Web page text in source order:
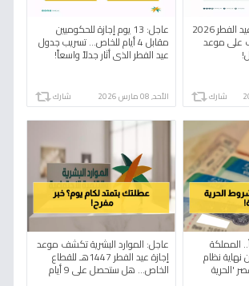
رسمي: 4 أيام إجازة عيد الفطر 2026
على موعد
شارك
عاجل: 13 يوم إجازة للحكوميين
مقابل 4 أيام للخاص... تسريب جدول
عيد الفطر الذي أثار جدلاً واسعاً!
الأحد, 08 مارس 2026 شارك
60 عاماً.. المملكة
نهاية نظام
'الحرية
عاجل: الموارد البشرية تكشف موعد
إجازة عيد الفطر 1447هـ للقطاع
الخاص... هل ستحصل على 9 أيام